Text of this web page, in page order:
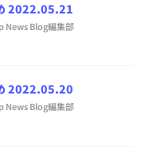
2022.05.21
News Blog編集部
2022.05.20
News Blog編集部